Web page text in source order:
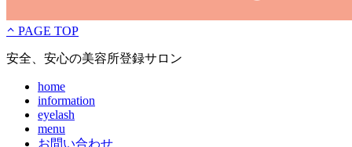
PAGE TOP
安全、安心の美容所登録サロン
home
information
eyelash
menu
お問い合わせ